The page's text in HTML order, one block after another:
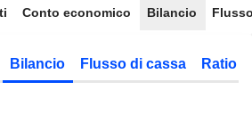
Conto economico Bilancio
Bilancio Flusso di cassa Ratio